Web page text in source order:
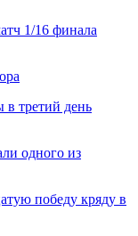
1/16 финала
третий день
одного из
победу кряду в